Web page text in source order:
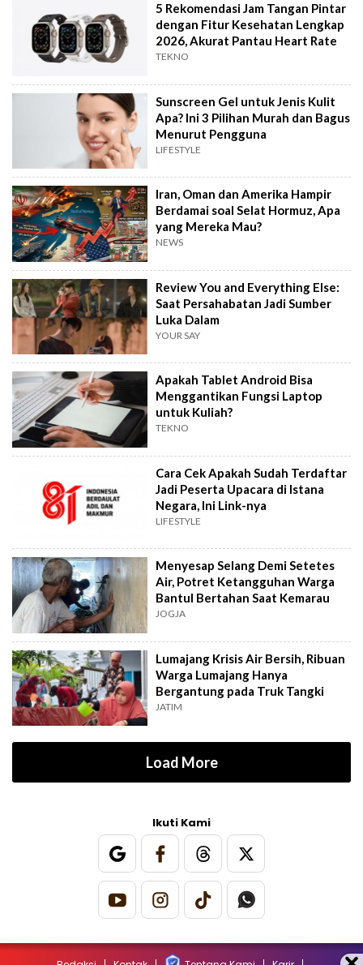
5 Rekomendasi Jam Tangan Pintar
dengan Fitur Kesehatan Lengkap
2026, Akurat Pantau Heart Rate
TEKNO
Sunscreen Gel untuk Jenis Kulit
Apa? Ini 3 Pilihan Murah dan Bagus
Menurut Pengguna
LIFESTYLE
Iran, Oman dan Amerika Hampir
Berdamai soal Selat Hormuz, Apa
yang Mereka Mau?
NEWS
Review You and Everything Else:
Saat Persahabatan Jadi Sumber
Luka Dalam
YOUR SAY
Apakah Tablet Android Bisa
Menggantikan Fungsi Laptop
untuk Kuliah?
TEKNO
Cara Cek Apakah Sudah Terdaftar
Jadi Peserta Upacara di Istana
Negara, Ini Link-nya
LIFESTYLE
Menyesap Selang Demi Setetes
Air, Potret Ketangguhan Warga
Bantul Bertahan Saat Kemarau
JOGJA
Lumajang Krisis Air Bersih, Ribuan
Warga Lumajang Hanya
Bergantung pada Truk Tangki
JATIM
Load More
Ikuti Kami